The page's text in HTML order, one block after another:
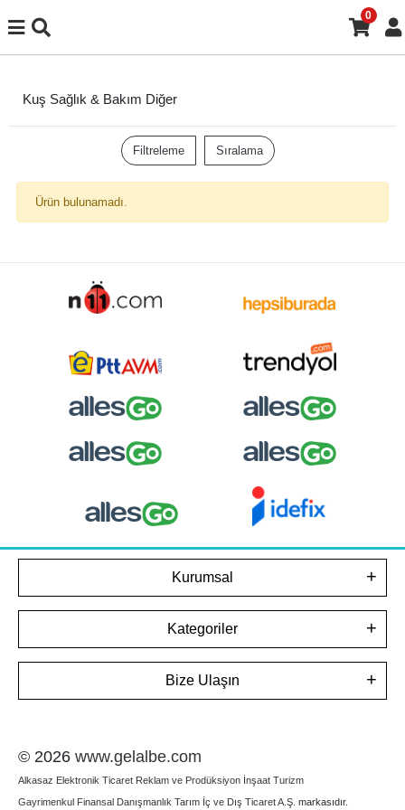
0
Kuş Sağlık & Bakım Diğer
Filtreleme Sıralama
Ürün bulunamadı.
Kurumsal
Kategoriler
Bize Ulaşın
© 2026 www.gelalbe.com
Alkasaz Elektronik Ticaret Reklam ve Prodüksiyon İnşaat Turizm
Gayrimenkul Finansal Danışmanlık Tarım İç ve Dış Ticaret A.Ş. markasıdır.